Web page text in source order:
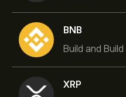
BNB
Build and Build
XRP